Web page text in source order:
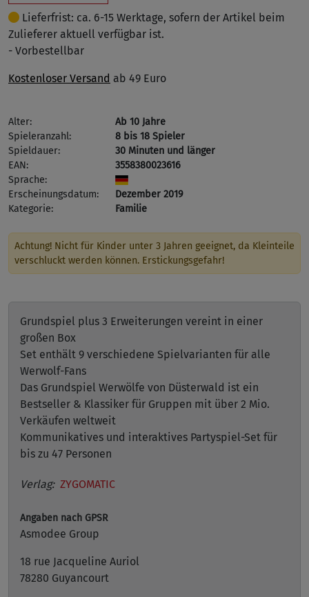
Lieferfrist: ca. 6-15 Werktage, sofern der Artikel beim
Zulieferer aktuell verfügbar ist.
- Vorbestellbar
Kostenloser Versand ab 49 Euro
Alter:
Ab 10 Jahre
Spieleranzahl:
8 bis 18 Spieler
Spieldauer:
30 Minuten und länger
EAN:
3558380023616
Sprache:
Erscheinungsdatum:
Dezember 2019
Kategorie:
Familie
Achtung! Nicht für Kinder unter 3 Jahren geeignet, da Kleinteile
verschluckt werden können. Erstickungsgefahr!
Grundspiel plus 3 Erweiterungen vereint in einer
großen Box
Set enthält 9 verschiedene Spielvarianten für alle
Werwolf-Fans
Das Grundspiel Werwölfe von Düsterwald ist ein
Bestseller & Klassiker für Gruppen mit über 2 Mio.
Verkäufen weltweit
Kommunikatives und interaktives Partyspiel-Set für
bis zu 47 Personen
Verlag: ZYGOMATIC
Angaben nach GPSR
Asmodee Group
18 rue Jacqueline Auriol
78280 Guyancourt